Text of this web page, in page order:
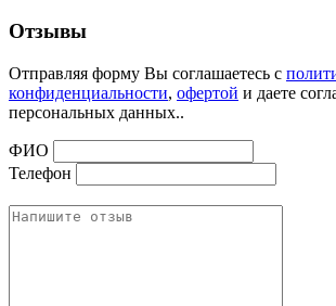
Отзывы
Отправляя форму Вы соглашаетесь с
конфиденциальности, офертой и даете
персональных данных..
ФИО
Телефон